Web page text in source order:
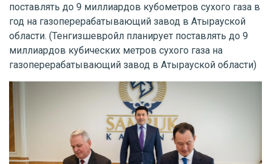
поставлять до 9 миллиардов кубометров сухого газа в
год на газоперерабатывающий завод в Атырауской
области. (Тенгизшевройл планирует поставлять до 9
миллиардов кубических метров сухого газа на
газоперерабатывающий завод в Атырауской области)